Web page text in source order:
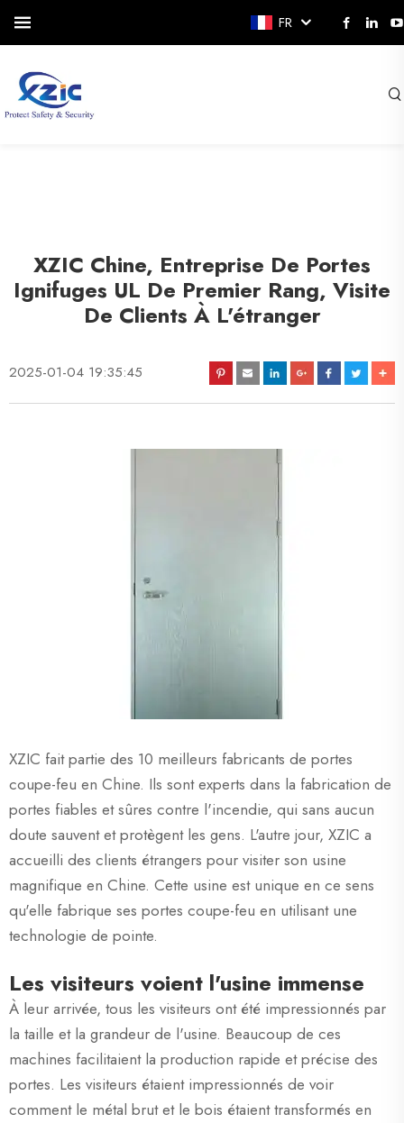
FR
XZIC Chine, Entreprise De Portes
Ignifuges UL De Premier Rang, Visite
De Clients À L'étranger
2025-01-04 19:35:45
XZIC fait partie des 10 meilleurs fabricants de portes
coupe-feu en Chine. Ils sont experts dans la fabrication de
portes fiables et sûres contre l'incendie, qui sans aucun
doute sauvent et protègent les gens. L'autre jour, XZIC a
accueilli des clients étrangers pour visiter son usine
magnifique en Chine. Cette usine est unique en ce sens
qu'elle fabrique ses portes coupe-feu en utilisant une
technologie de pointe.
Les visiteurs voient l'usine immense
À leur arrivée, tous les visiteurs ont été impressionnés par
la taille et la grandeur de l'usine. Beaucoup de ces
machines facilitaient la production rapide et précise des
portes. Les visiteurs étaient impressionnés de voir
comment le métal brut et le bois étaient transformés en